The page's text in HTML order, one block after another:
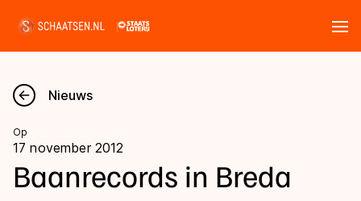
Nieuws
Kalender
Nieuws
Op
17 november 2012
Baanrecords in Breda